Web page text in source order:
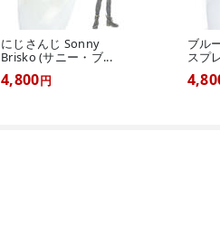
にじさんじ Sonny
Brisko (サニー・ブ...
4,800円
ブル
スプ